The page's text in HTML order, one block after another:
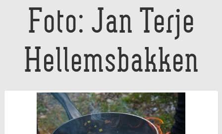
Foto: Jan Terje
Hellemsbakken